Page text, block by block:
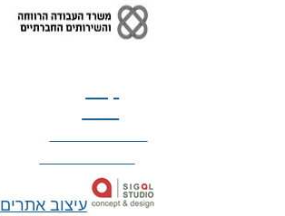
עיצוב אתרים